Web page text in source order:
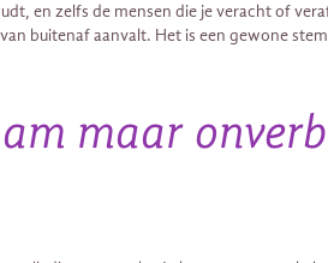
en zelfs de mensen die je veracht of
buitenaf aanvalt. Het is een gewone
maar